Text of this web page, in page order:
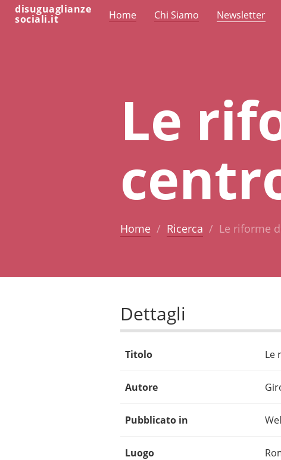
disuguaglianze
sociali.it Home Chi Siamo Newsletter
Le
Home Ricerca Le riforme
Dettagli
Titolo Le
Autore
Pubblicato in
Luogo